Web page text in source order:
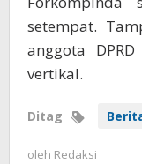
setempat.
anggota
vertikal.
Ditag
oleh Redaksi